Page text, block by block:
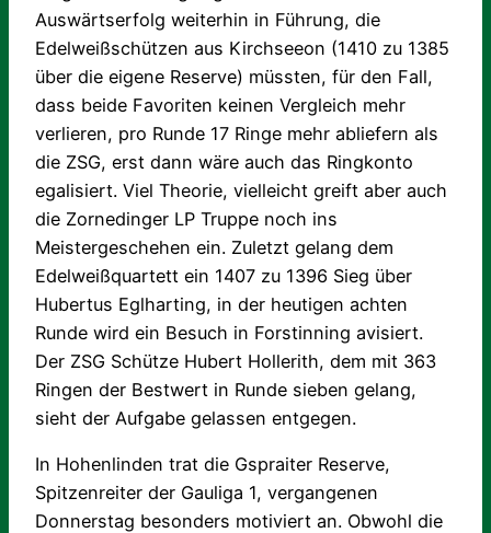
Auswärtserfolg weiterhin in Führung, die
Edelweißschützen aus Kirchseeon (1410 zu 1385
über die eigene Reserve) müssten, für den Fall,
dass beide Favoriten keinen Vergleich mehr
verlieren, pro Runde 17 Ringe mehr abliefern als
die ZSG, erst dann wäre auch das Ringkonto
egalisiert. Viel Theorie, vielleicht greift aber auch
die Zornedinger LP Truppe noch ins
Meistergeschehen ein. Zuletzt gelang dem
Edelweißquartett ein 1407 zu 1396 Sieg über
Hubertus Eglharting, in der heutigen achten
Runde wird ein Besuch in Forstinning avisiert.
Der ZSG Schütze Hubert Hollerith, dem mit 363
Ringen der Bestwert in Runde sieben gelang,
sieht der Aufgabe gelassen entgegen.
In Hohenlinden trat die Gspraiter Reserve,
Spitzenreiter der Gauliga 1, vergangenen
Donnerstag besonders motiviert an. Obwohl die